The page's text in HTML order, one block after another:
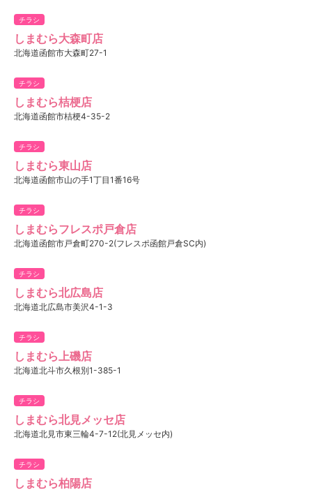
チラシ
しまむら大森町店
北海道函館市大森町27-1
チラシ
しまむら桔梗店
北海道函館市桔梗4-35-2
チラシ
しまむら東山店
北海道函館市山の手1丁目1番16号
チラシ
しまむらフレスポ戸倉店
北海道函館市戸倉町270-2(フレスポ函館戸倉SC内)
チラシ
しまむら北広島店
北海道北広島市美沢4-1-3
チラシ
しまむら上磯店
北海道北斗市久根別1-385-1
チラシ
しまむら北見メッセ店
北海道北見市東三輪4-7-12(北見メッセ内)
チラシ
しまむら柏陽店